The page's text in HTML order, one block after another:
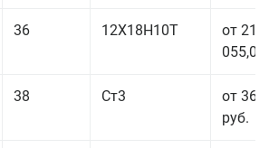
36 12Х18Н10Т
от 210
055,00
38 Ст3
от 36
руб.